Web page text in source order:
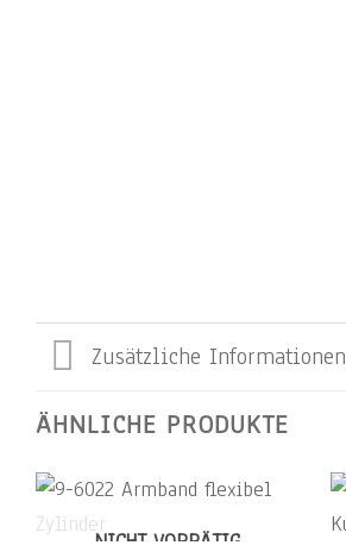
Zusätzliche Informationen
ÄHNLICHE PRODUKTE
NICHT VORRÄTIG